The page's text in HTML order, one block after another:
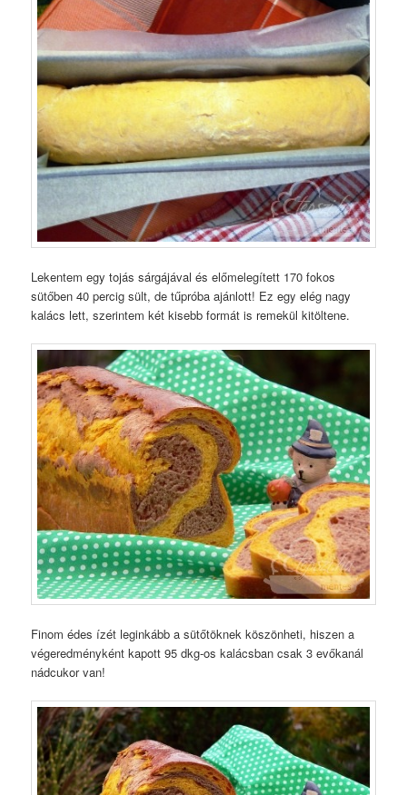
Lekentem egy tojás sárgájával és előmelegített 170 fokos
sütőben 40 percig sült, de tűpróba ajánlott! Ez egy elég nagy
kalács lett, szerintem két kisebb formát is remekül kitöltene.
Finom édes ízét leginkább a sütőtöknek köszönheti, hiszen a
végeredményként kapott 95 dkg-os kalácsban csak 3 evőkanál
nádcukor van!